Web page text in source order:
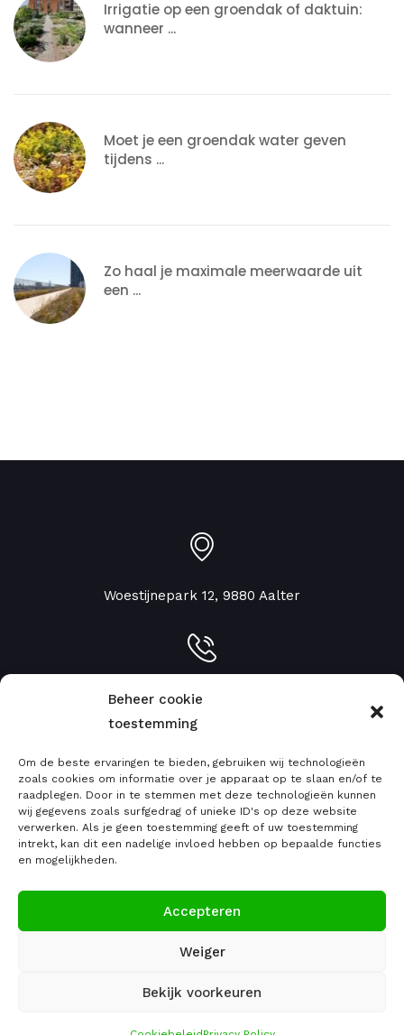
Beheer cookie
toestemming
Om de beste ervaringen te bieden, gebruiken wij technologieën
zoals cookies om informatie over je apparaat op te slaan en/of te
raadplegen. Door in te stemmen met deze technologieën kunnen
wij gegevens zoals surfgedrag of unieke ID's op deze website
verwerken. Als je geen toestemming geeft of uw toestemming
intrekt, kan dit een nadelige invloed hebben op bepaalde functies
en mogelijkheden.
Accepteren
Weiger
Bekijk voorkeuren
Irrigatie op een groendak of daktuin:
wanneer ...
Moet je een groendak water geven
tijdens ...
Zo haal je maximale meerwaarde uit
een ...
Woestijnepark 12, 9880 Aalter
Info:051 79 77 46
info@emcgreenroofs.be
Zat: 9:00 - 12:00